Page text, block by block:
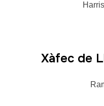
Xàfec de